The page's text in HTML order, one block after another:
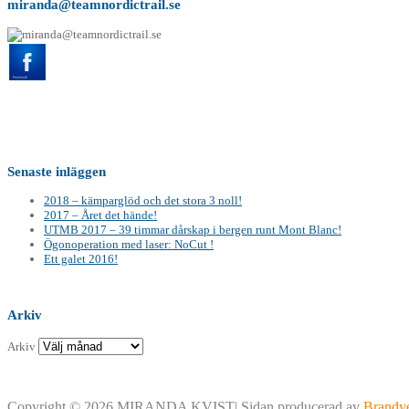
miranda@teamnordictrail.se
Senaste inläggen
2018 – kämparglöd och det stora 3 noll!
2017 – Året det hände!
UTMB 2017 – 39 timmar dårskap i bergen runt Mont Blanc!
Ögonoperation med laser: NoCut !
Ett galet 2016!
Arkiv
Arkiv